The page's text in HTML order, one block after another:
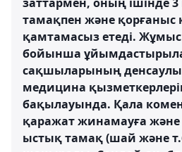
тамақпен және қорғаныс
қамтамасыз етеді.
бойынша
сақшыларының
медицина
бақылауында. Қала
қаражат жинамауға
ыстық тамақ (шай және